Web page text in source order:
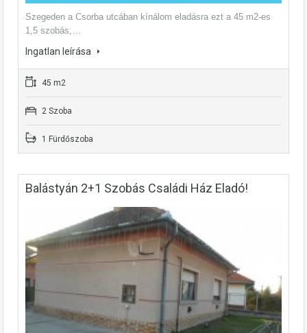
Szegeden a Csorba utcában kínálom eladásra ezt a 45 m2-es
1,5 szobás,…
Ingatlan leírása
45 m2
2 Szoba
1 Fürdőszoba
Balástyán 2+1 Szobás Családi Ház Eladó!